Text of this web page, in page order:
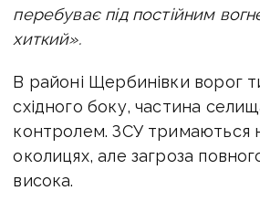
перебуває під постійним
хиткий».
В районі Щербинівки ворог
східного боку, частина
контролем. ЗСУ тримаються
околицях, але загроза
висока.